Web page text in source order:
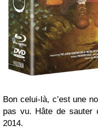
Bon celui-là, c’est une
pas vu. Hâte de sauter
2014.